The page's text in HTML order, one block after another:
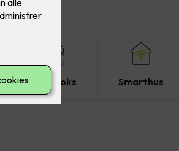
Ladeboks Smarthus